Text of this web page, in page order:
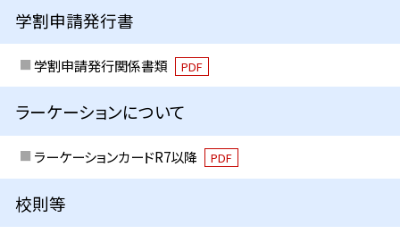
学割申請発行書
学割申請発行関係書類 PDF
ラーケーションについて
ラーケーションカードR7以降 PDF
校則等